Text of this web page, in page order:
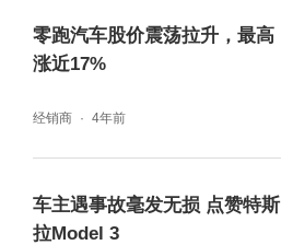
零跑汽车股价震荡拉升，最高
涨近17%
经销商 4年前
车主遇事故毫发无损 点赞特斯
拉Model 3